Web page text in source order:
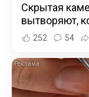
Скрытая
вытворяют,
252 54